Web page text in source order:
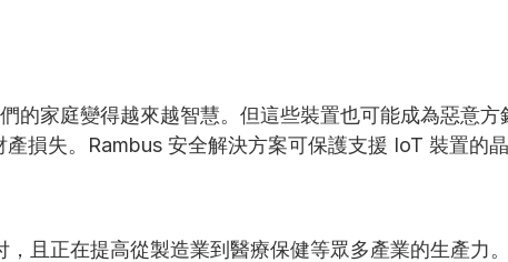
的家庭變得越來越智慧。但這些裝置也可能成為惡意
損失。Rambus 安全解決方案可保護支援 IoT 裝置的
且正在提高從製造業到醫療保健等眾多產業的生產力